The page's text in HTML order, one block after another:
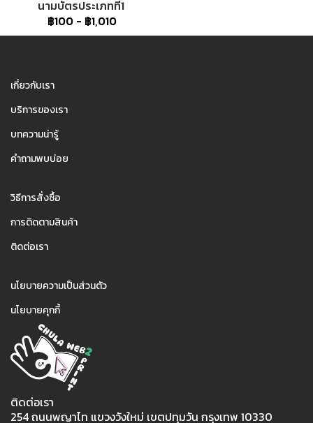
นามบัตรประเภทที่1
฿100 - ฿1,010
เกี่ยวกับเรา
บริการของเรา
บทความน่ารู้
คำถามพบบ่อย
วิธีการสั่งซื้อ
การติดตามสินค้า
ติดต่อเรา
นโยบายความเป็นส่วนตัว
นโยบายคุกกี้
ติดต่อเรา
254 ถนนพญาไท แขวงวังใหม่ เขตปทุมวัน กรุงเทพ 10330